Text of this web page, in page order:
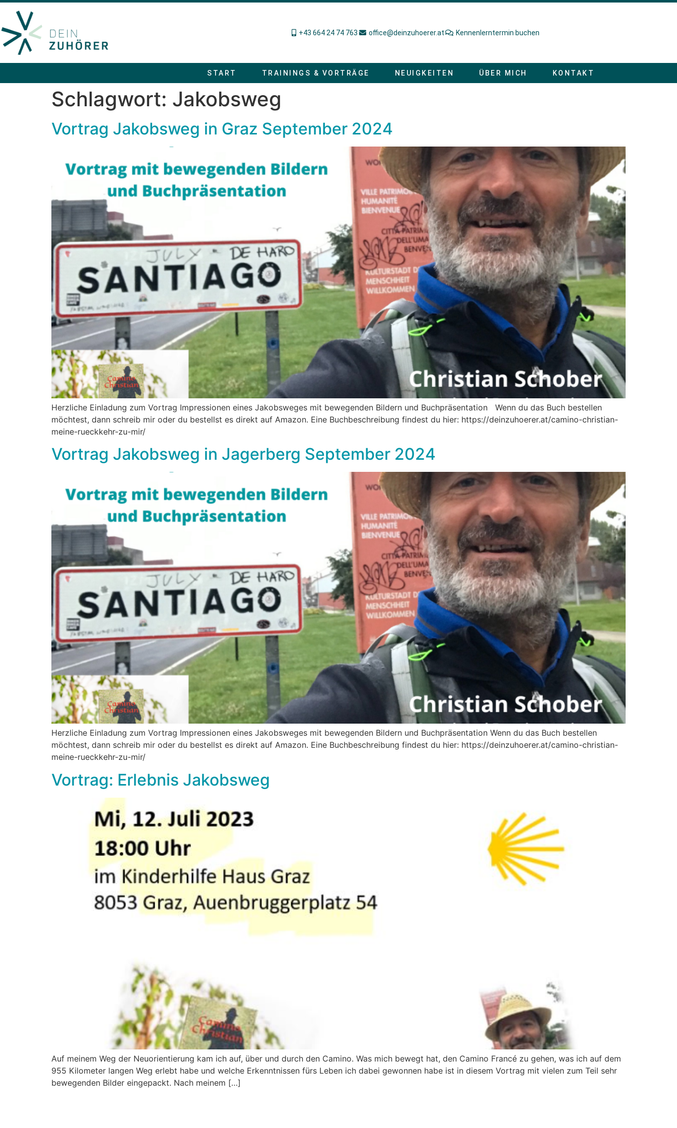
+43 664 24 74 763 office@deinzuhoerer.at Kennenlerntermin buchen
START TRAININGS & VORTRÄGE NEUIGKEITEN ÜBER MICH KONTAKT
Schlagwort: Jakobsweg
Vortrag Jakobsweg in Graz September 2024
Herzliche Einladung zum Vortrag Impressionen eines Jakobsweges mit bewegenden Bildern und Buchpräsentation Wenn du das Buch bestellen
möchtest, dann schreib mir oder du bestellst es direkt auf Amazon. Eine Buchbeschreibung findest du hier: https://deinzuhoerer.at/camino-christian-
meine-rueckkehr-zu-mir/
Vortrag Jakobsweg in Jagerberg September 2024
Herzliche Einladung zum Vortrag Impressionen eines Jakobsweges mit bewegenden Bildern und Buchpräsentation Wenn du das Buch bestellen
möchtest, dann schreib mir oder du bestellst es direkt auf Amazon. Eine Buchbeschreibung findest du hier: https://deinzuhoerer.at/camino-christian-
meine-rueckkehr-zu-mir/
Vortrag: Erlebnis Jakobsweg
Auf meinem Weg der Neuorientierung kam ich auf, über und durch den Camino. Was mich bewegt hat, den Camino Francé zu gehen, was ich auf dem
955 Kilometer langen Weg erlebt habe und welche Erkenntnissen fürs Leben ich dabei gewonnen habe ist in diesem Vortrag mit vielen zum Teil sehr
bewegenden Bilder eingepackt. Nach meinem […]